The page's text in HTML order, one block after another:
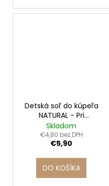
Detská soľ do kúpeľa
NATURAL - Pri
prechladnutí
Skladom
€4,80 bez DPH
€5,90
DO KOŠÍKA